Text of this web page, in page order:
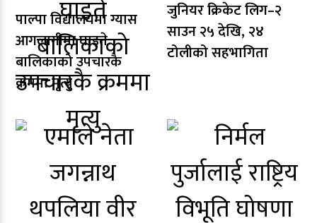
पाल्पा विद्यालयमा ग्यास
आगलागीमा घाइते
बालिकाको उपचारकै
क्रममा मृत्यु
जुनियर क्रिकेट लिग–२
साउन २५ देखि, २४
टोलीको सहभागिता